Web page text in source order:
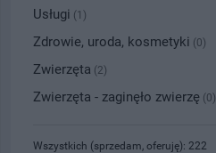
Usługi (1)
Zdrowie, uroda, kosmetyki (0)
Zwierzęta (2)
Zwierzęta - zaginęło zwierzę (0)
Wszystkich (sprzedam, oferuję): 222